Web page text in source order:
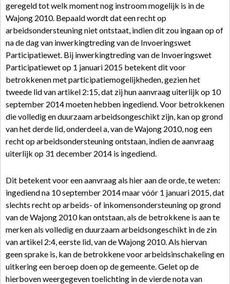
geregeld tot welk moment nog instroom mogelijk is in de
Wajong 2010. Bepaald wordt dat een recht op
arbeidsondersteuning niet ontstaat, indien dit zou ingaan op of
na de dag van inwerkingtreding van de Invoeringswet
Participatiewet. Bij inwerkingtreding van de Invoeringswet
Participatiewet op 1 januari 2015 betekent dit voor
betrokkenen met participatiemogelijkheden, gezien het
tweede lid van artikel 2:15, dat zij hun aanvraag uiterlijk op 10
september 2014 moeten hebben ingediend. Voor betrokkenen
die volledig en duurzaam arbeidsongeschikt zijn, kan op grond
van het derde lid, onderdeel a, van de Wajong 2010, nog een
recht op arbeidsondersteuning ontstaan, indien de aanvraag
uiterlijk op 31 december 2014 is ingediend.
Dit betekent voor een aanvraag als hier aan de orde, te weten:
ingediend na 10 september 2014 maar vóór 1 januari 2015, dat
slechts recht op arbeids- of inkomensondersteuning op grond
van de Wajong 2010 kan ontstaan, als de betrokkene is aan te
merken als volledig en duurzaam arbeidsongeschikt in de zin
van artikel 2:4, eerste lid, van de Wajong 2010. Als hiervan
geen sprake is, kan de betrokkene voor arbeidsinschakeling en
uitkering een beroep doen op de gemeente. Gelet op de
hierboven weergegeven toelichting in de vierde nota van